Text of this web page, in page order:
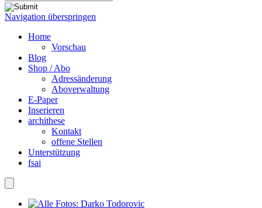
Navigation überspringen
Home
Vorschau
Blog
Shop / Abo
Adressänderung
Aboverwaltung
E-Paper
Inserieren
archithese
Kontakt
offene Stellen
Unterstützung
fsai